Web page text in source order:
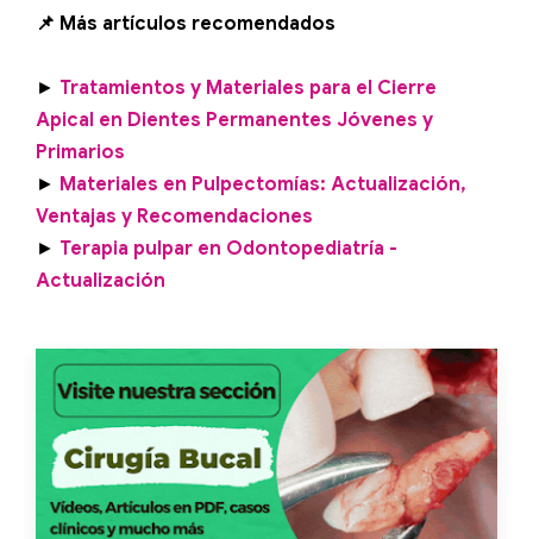
📌 Más artículos recomendados
► Tratamientos y Materiales para el Cierre
Apical en Dientes Permanentes Jóvenes y
Primarios
► Materiales en Pulpectomías: Actualización,
Ventajas y Recomendaciones
► Terapia pulpar en Odontopediatría -
Actualización